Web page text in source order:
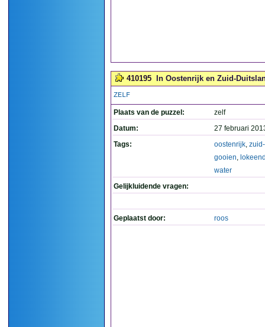
410195 In Oostenrijk en Zuid-
ZELF
Plaats van de puzzel:
zelf
Datum:
27 februari
Tags:
oostenrijk,
gooien,
water
Gelijkluidende vragen:
Geplaatst door: roos